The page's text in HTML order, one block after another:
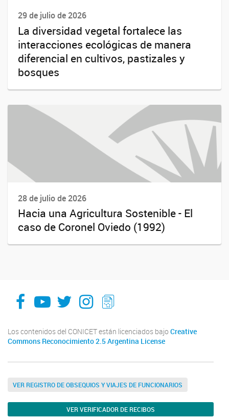
29 de julio de 2026
La diversidad vegetal fortalece las
interacciones ecológicas de manera
diferencial en cultivos, pastizales y
bosques
28 de julio de 2026
Hacia una Agricultura Sostenible - El
caso de Coronel Oviedo (1992)
facebook
youtube
Twitter
Instagram
LeChasquier Boletin Digital 70
Los contenidos del CONICET están licenciados bajo Creative
Commons Reconocimiento 2.5 Argentina License
VER REGISTRO DE OBSEQUIOS Y VIAJES DE FUNCIONARIOS
VER VERIFICADOR DE RECIBOS